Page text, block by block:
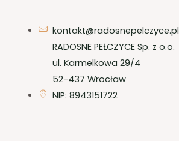
kontakt@radosnepelczyce.pl
RADOSNE PEŁCZYCE Sp. z o.o.
ul. Karmelkowa 29/4
52-437 Wrocław
NIP: 8943151722